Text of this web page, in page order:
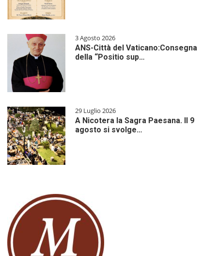
3 Agosto 2026
ANS-Città del Vaticano:Consegna
della “Positio sup…
29 Luglio 2026
A Nicotera la Sagra Paesana. Il 9
agosto si svolge…